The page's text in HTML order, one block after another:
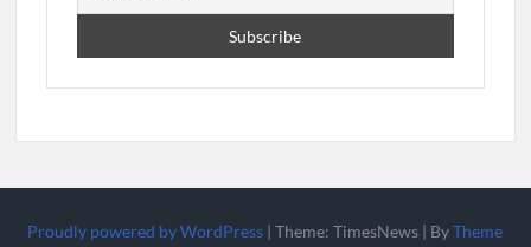
Proudly powered by WordPress |Theme: TimesNews | ByTheme